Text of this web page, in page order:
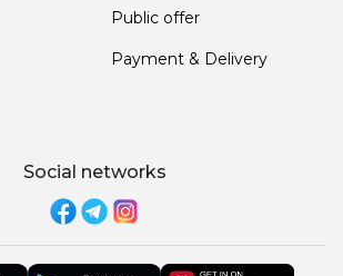
Public offer
Payment & Delivery
Social networks